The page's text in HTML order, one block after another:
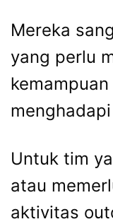
Mereka
yang perlu
Untuk tim
atau
aktivitas